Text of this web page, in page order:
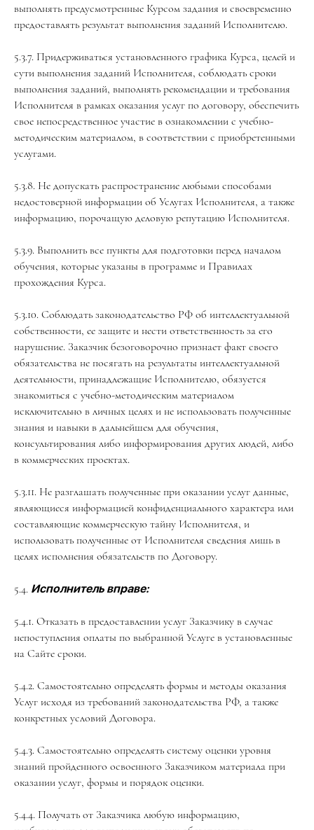
выполнять предусмотренные Курсом задания и своевременно
предоставлять результат выполнения заданий Исполнителю.
5.3.7. Придерживаться установленного графика Курса, целей и
сути выполнения заданий Исполнителя, соблюдать сроки
выполнения заданий, выполнять рекомендации и требования
Исполнителя в рамках оказания услуг по договору, обеспечить
свое непосредственное участие в ознакомлении с учебно-
методическим материалом, в соответствии с приобретенными
услугами.
5.3.8. Не допускать распространение любыми способами
недостоверной информации об Услугах Исполнителя, а также
информацию, порочащую деловую репутацию Исполнителя.
5.3.9. Выполнить все пункты для подготовки перед началом
обучения, которые указаны в программе и Правилах
прохождения Курса.
5.3.10. Соблюдать законодательство РФ об интеллектуальной
собственности, ее защите и нести ответственность за его
нарушение. Заказчик безоговорочно признает факт своего
обязательства не посягать на результаты интеллектуальной
деятельности, принадлежащие Исполнителю, обязуется
знакомиться с учебно-методическим материалом
исключительно в личных целях и не использовать полученные
знания и навыки в дальнейшем для обучения,
консультирования либо информирования других людей, либо
в коммерческих проектах.
5.3.11. Не разглашать полученные при оказании услуг данные,
являющиеся информацией конфиденциального характера или
составляющие коммерческую тайну Исполнителя, и
использовать полученные от Исполнителя сведения лишь в
целях исполнения обязательств по Договору.
5.4. Исполнитель вправе:
5.4.1. Отказать в предоставлении услуг Заказчику в случае
непоступления оплаты по выбранной Услуге в установленные
на Сайте сроки.
5.4.2. Самостоятельно определять формы и методы оказания
Услуг исходя из требований законодательства РФ, а также
конкретных условий Договора.
5.4.3. Самостоятельно определять систему оценки уровня
знаний пройденного освоенного Заказчиком материала при
оказании услуг, формы и порядок оценки.
5.4.4. Получать от Заказчика любую информацию,